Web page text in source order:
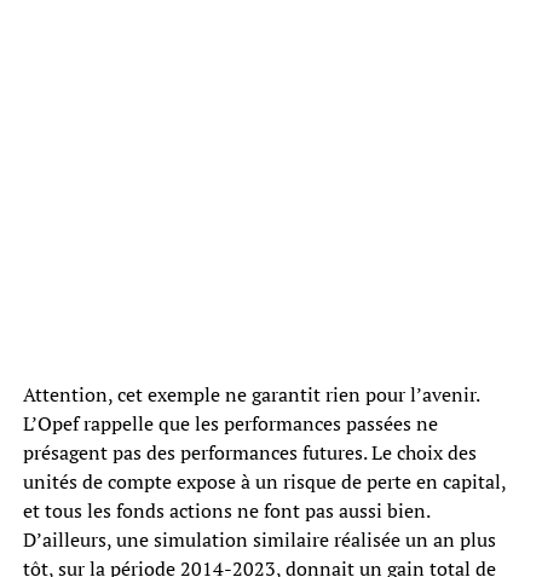
Attention, cet exemple ne garantit rien pour l’avenir.
L’Opef rappelle que les performances passées ne
présagent pas des performances futures. Le choix des
unités de compte expose à un risque de perte en capital,
et tous les fonds actions ne font pas aussi bien.
D’ailleurs, une simulation similaire réalisée un an plus
tôt, sur la période 2014-2023, donnait un gain total de